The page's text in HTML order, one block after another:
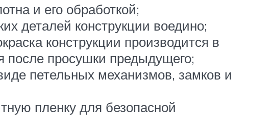
и его обработкой;
деталей конструкции воедино;
конструкции производится в
после просушки предыдущего;
петельных механизмов, замков и
пленку для безопасной